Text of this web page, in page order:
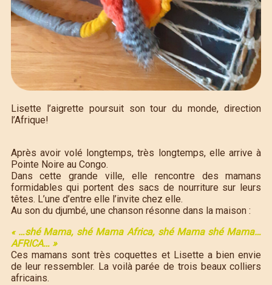
Lisette l’aigrette poursuit son tour du monde, direction
l’Afrique!
Après avoir volé longtemps, très longtemps, elle arrive à
Pointe Noire au Congo.
Dans cette grande ville, elle rencontre des mamans
formidables qui portent des sacs de nourriture sur leurs
têtes. L’une d’entre elle l’invite chez elle.
Au son du djumbé, une chanson résonne dans la maison :
« …shé Mama, shé Mama Africa, shé Mama shé Mama…
AFRICA… »
Ces mamans sont très coquettes et Lisette a bien envie
de leur ressembler. La voilà parée de trois beaux colliers
africains.